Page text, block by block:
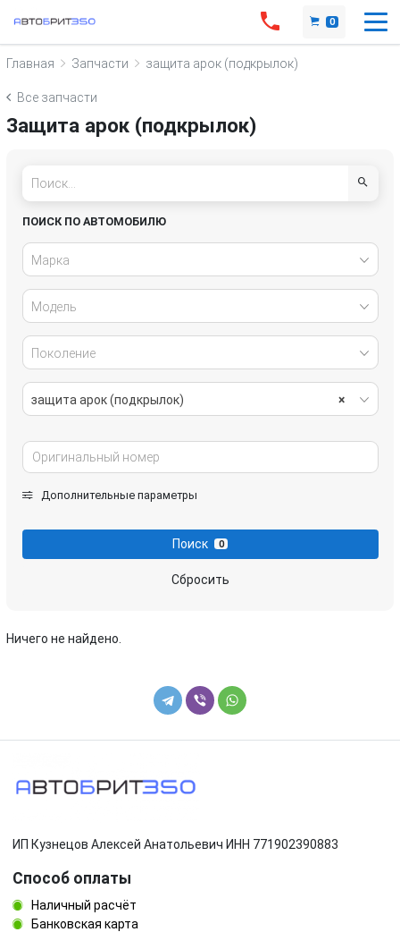
0
Главная Запчасти защита арок (подкрылок)
Все запчасти
Защита арок (подкрылок)
ПОИСК ПО АВТОМОБИЛЮ
Марка
Модель
Поколение
×
защита арок (подкрылок)
Дополнительные параметры
Поиск 0
Сбросить
Ничего не найдено.
ИП Кузнецов Алексей Анатольевич ИНН 771902390883
Способ оплаты
Наличный расчёт
Банковская карта